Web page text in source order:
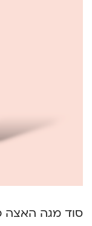
סוד מגה האצה